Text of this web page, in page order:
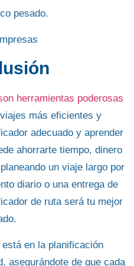
pesado.
herramientas poderosas
más eficientes y
adecuado y aprender
ahorrarte tiempo, dinero
un viaje largo por
diario o una entrega de
de ruta será tu mejor
en la planificación
asegurándote de que cada